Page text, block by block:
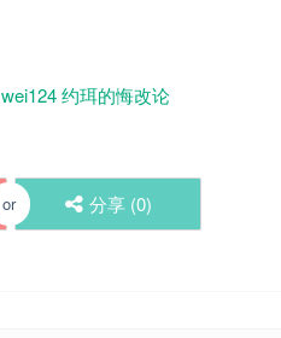
wei124 约珥的悔改论
or 分享 (0)